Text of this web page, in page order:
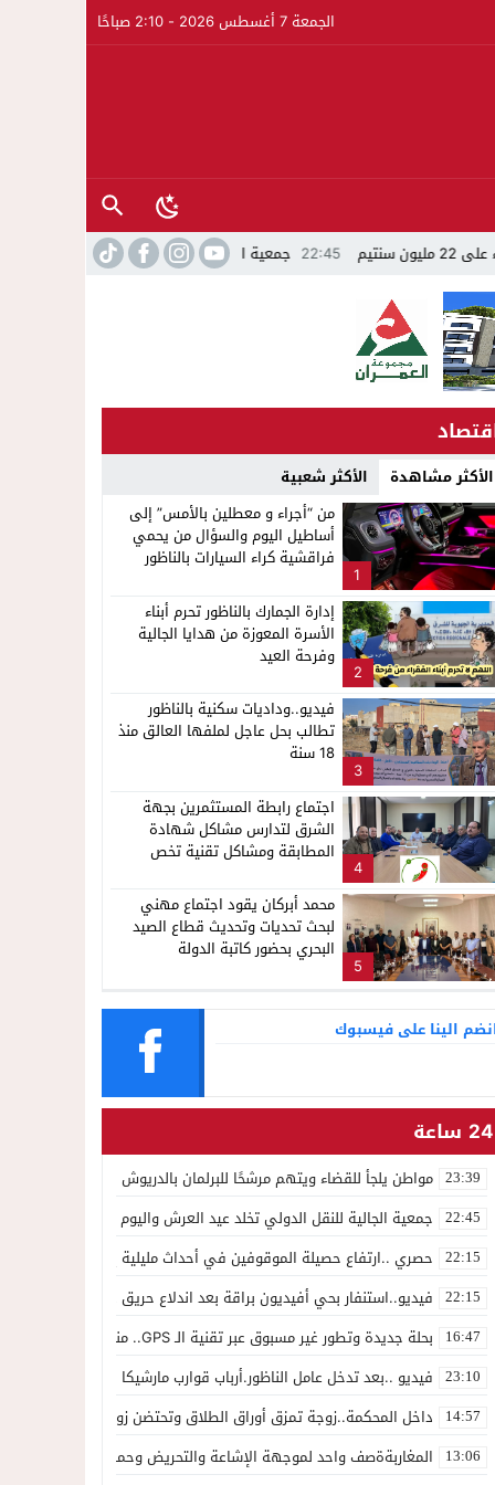
الجمعة 7 أغسطس 2026 - 2:10 صباحًا
22:45 جمعية الجالية للنقل الدولي تخلد عيد العرش واليوم الوطني
الأكثر مشاهدة الأكثر شعبية
1
من “أجراء و معطلين بالأمس” إلى
أساطيل اليوم والسؤال من يحمي
فراقشية كراء السيارات بالناظور
2
إدارة الجمارك بالناظور تحرم أبناء
الأسرة المعوزة من هدايا الجالية
وفرحة العيد
3
فيديو..وداديات سكنية بالناظور
تطالب بحل عاجل لملفها العالق منذ
18 سنة
4
اجتماع رابطة المستثمرين بجهة
الشرق لتدارس مشاكل شهادة
المطابقة ومشاكل تقنية تخص
5
محمد أبركان يقود اجتماع مهني
لبحث تحديات وتحديث قطاع الصيد
البحري بحضور كاتبة الدولة
الينا على فيسبوك
24 ساعة
23:39 مواطن يلجأ للقضاء ويتهم مرشحًا للبرلمان بالدريوش بالاستيلاء على 22 مليون سنتيم
22:45 جمعية الجالية للنقل الدولي تخلد عيد العرش واليوم الوطني للمهاجر
22:15 حصري ..ارتفاع حصيلة الموقوفين في أحداث مليلية إلى 82 شخصًا وتحقيقات تقود إلى متابعات جنائية ثقيلة
22:15 فيديو..استنفار بحي أفيديون براقة بعد اندلاع حريق داخل ضيعة فلاحية
16:47 بحلة جديدة وتطور غير مسبوق عبر تقنية الـ GPS.. منصة “مرحباناظور” تعزز مكانتها كوجهة أولى لسكان إقليمي الناظور والدريوش
23:10 فيديو ..بعد تدخل عامل الناظور.أرباب قوارب مارشيكا يعلقون احتجاجهم
14:57 داخل المحكمة..زوجة تمزق أوراق الطلاق وتحتضن زوجها في لحظة
13:06 المغاربةةصف واحد لموجهة الإشاعة والتحريض وحملات التضليل